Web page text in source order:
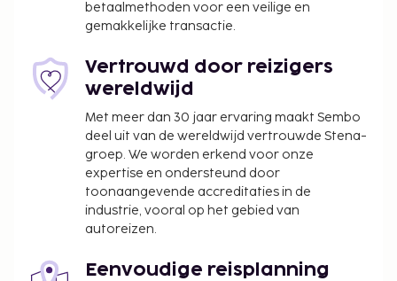
Deze lijst is mogelijk niet volledig. Toeslagen en
wijzigen.
Het beleid van deze accommodatie staat
bepaalde reserveringen voor
groepsevenementen of groepsfeesten,
waaronder vrijgezellenfeesten, niet toe.
betaalmethoden voor een veilige en
gemakkelijke transactie.
Vertrouwd door reizigers
wereldwijd
Met meer dan 30 jaar ervaring maakt Sembo
deel uit van de wereldwijd vertrouwde Stena-
groep. We worden erkend voor onze
expertise en ondersteund door
toonaangevende accreditaties in de
industrie, vooral op het gebied van
autoreizen.
Eenvoudige reisplanning